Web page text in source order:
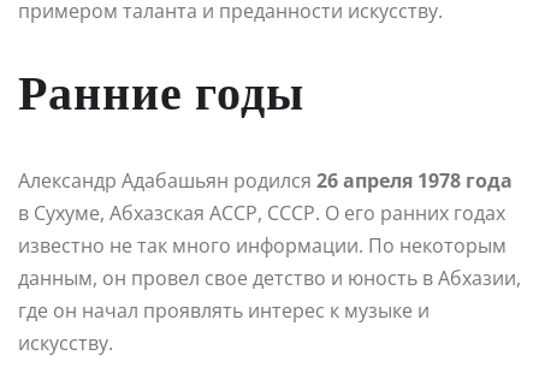
примером таланта и преданности искусству.
Ранние годы
Александр Адабашьян родился 26 апреля 1978 года
в Сухуме, Абхазская АССР, СССР. О его ранних годах
известно не так много информации. По некоторым
данным, он провел свое детство и юность в Абхазии,
где он начал проявлять интерес к музыке и
искусству.